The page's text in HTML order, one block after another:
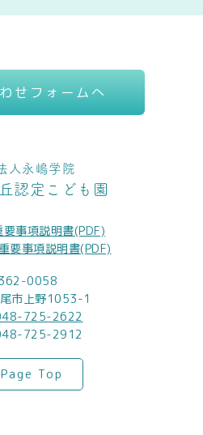
せフォームへ
人永嶋学院
認定こども園
要事項説明書(PDF)
要事項説明書(PDF)
0058
市上野1053-1
725-2622
725-2912
Page Top